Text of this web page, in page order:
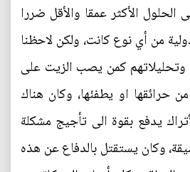
الحلول الأكثر عمقا والأقل ضررا
من أي نوع كانت، ولكن لاحظنا
وتحليلاتهم كمن يصب الزيت على
حرائقها او يطفئها، وكان هناك
يدفع بقوة الى تأجيج مشكلة
وكان يستقتل بالدفاع عن هذه